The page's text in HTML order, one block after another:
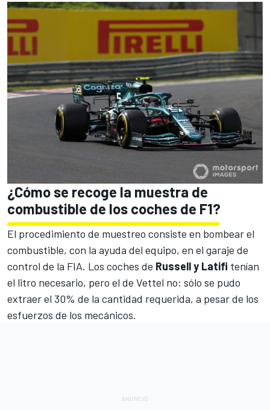
¿Cómo se recoge la muestra de
combustible de los coches de F1?
El procedimiento de muestreo consiste en bombear el
combustible, con la ayuda del equipo, en el garaje de
control de la FIA. Los coches de Russell y Latifi tenían
el litro necesario, pero el de Vettel no: sólo se pudo
extraer el 30% de la cantidad requerida, a pesar de los
esfuerzos de los mecánicos.